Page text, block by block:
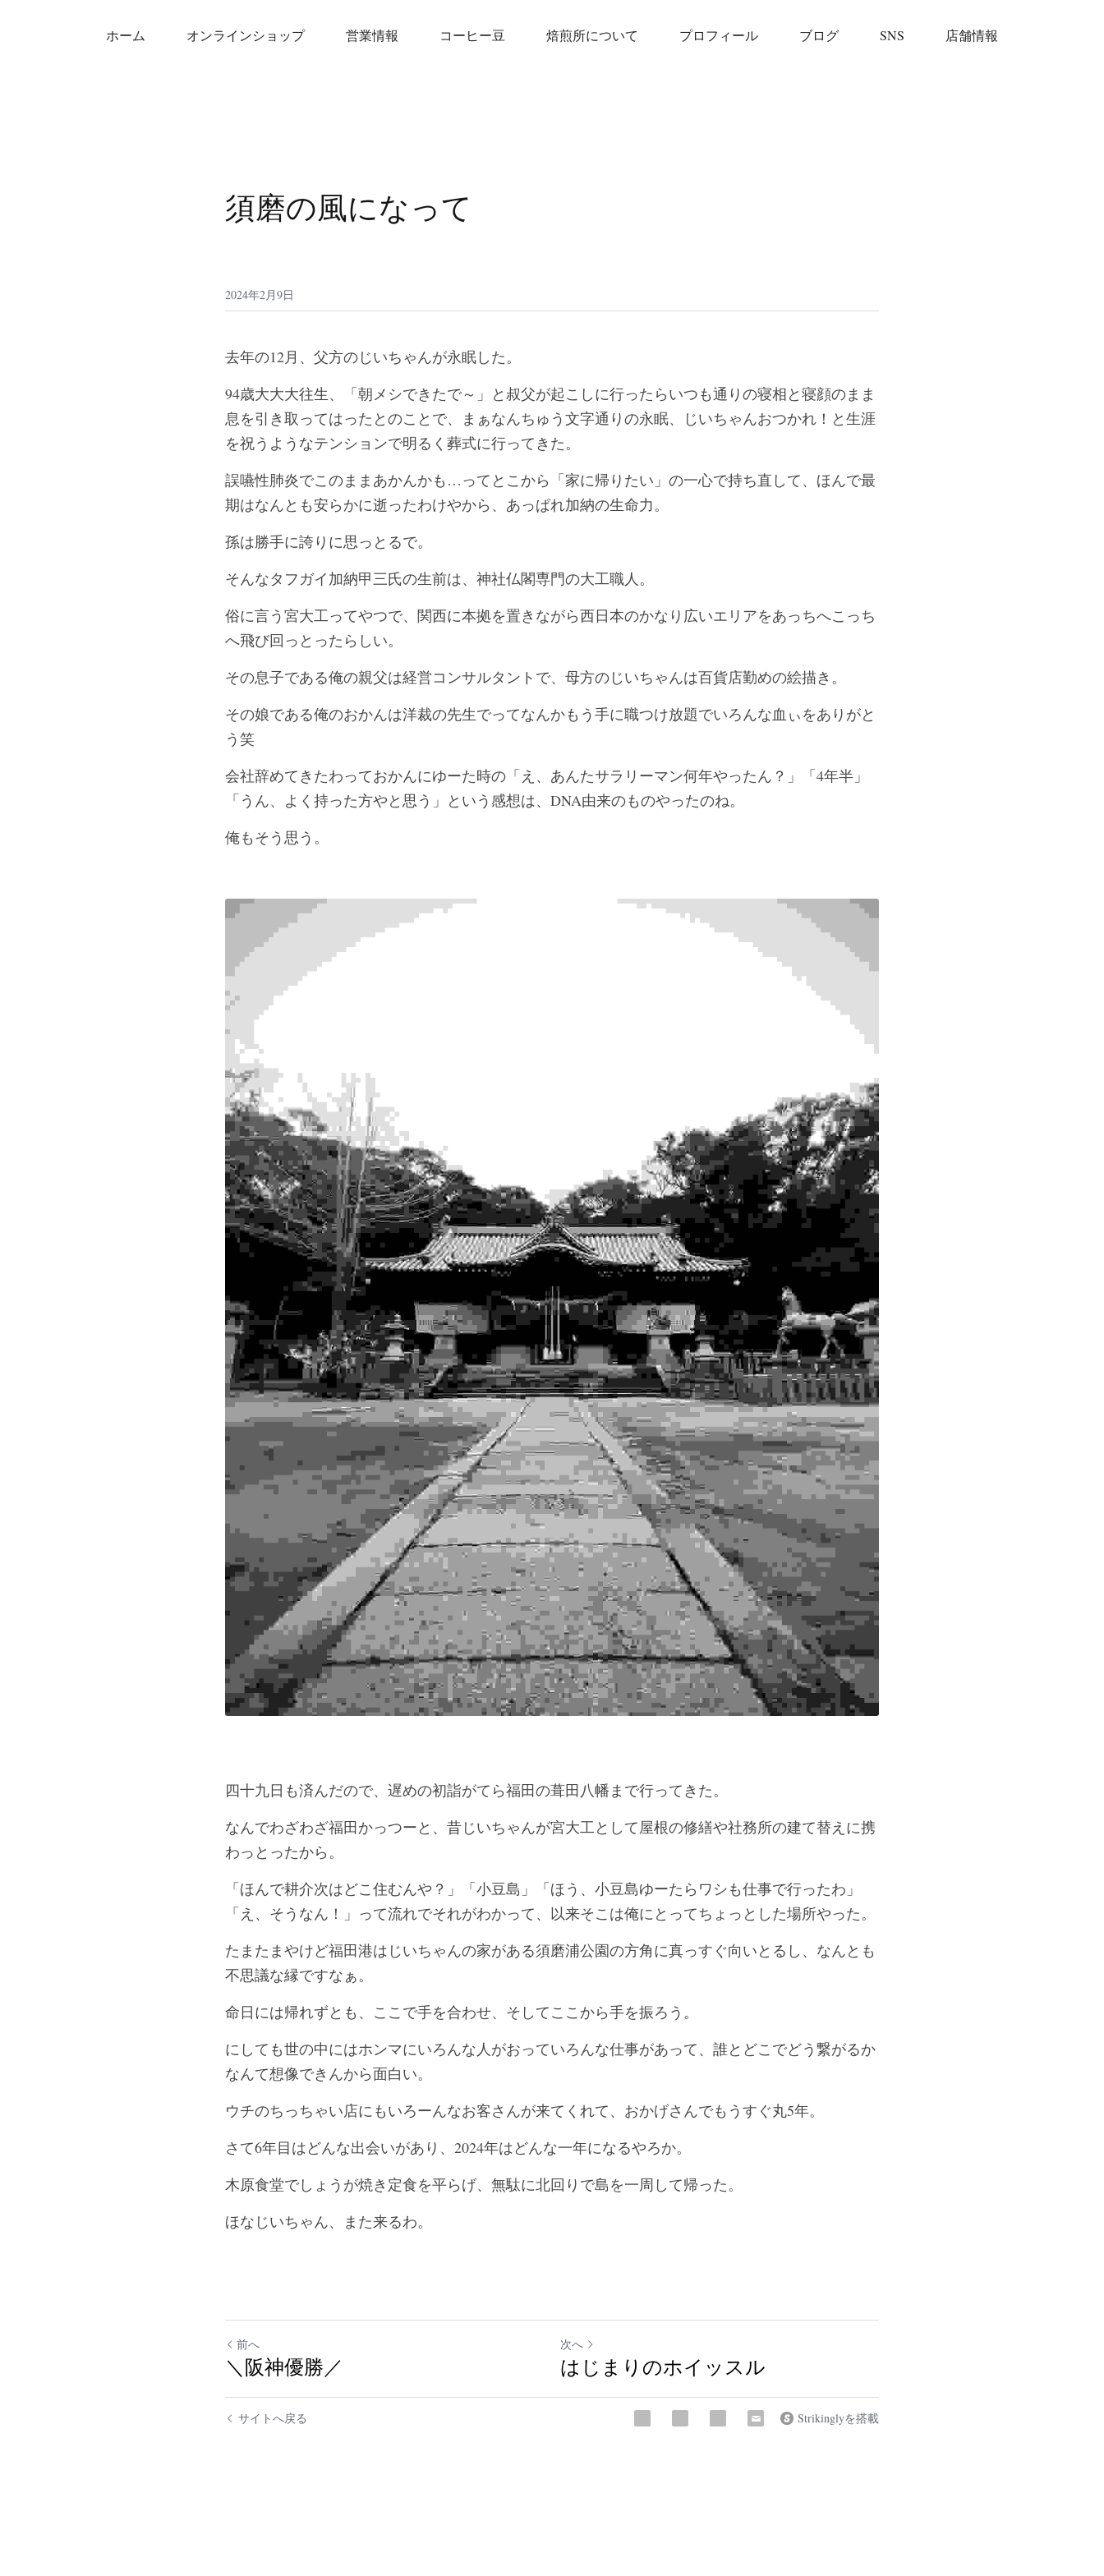
ホーム オンラインショップ 営業情報 コーヒー豆 焙煎所について プロフィール ブログ SNS 店舗情報
須磨の風になって
2024年2月9日
去年の12月、父方のじいちゃんが永眠した。
94歳大大大往生、「朝メシできたで～」と叔父が起こしに行ったらいつも通りの寝相と寝顔のまま
息を引き取ってはったとのことで、まぁなんちゅう文字通りの永眠、じいちゃんおつかれ！と生涯
を祝うようなテンションで明るく葬式に行ってきた。
誤嚥性肺炎でこのままあかんかも…ってとこから「家に帰りたい」の一心で持ち直して、ほんで最
期はなんとも安らかに逝ったわけやから、あっぱれ加納の生命力。
孫は勝手に誇りに思っとるで。
そんなタフガイ加納甲三氏の生前は、神社仏閣専門の大工職人。
俗に言う宮大工ってやつで、関西に本拠を置きながら西日本のかなり広いエリアをあっちへこっち
へ飛び回っとったらしい。
その息子である俺の親父は経営コンサルタントで、母方のじいちゃんは百貨店勤めの絵描き。
その娘である俺のおかんは洋裁の先生でってなんかもう手に職つけ放題でいろんな血ぃをありがと
う笑
会社辞めてきたわっておかんにゆーた時の「え、あんたサラリーマン何年やったん？」「4年半」
「うん、よく持った方やと思う」という感想は、DNA由来のものやったのね。
俺もそう思う。
四十九日も済んだので、遅めの初詣がてら福田の葺田八幡まで行ってきた。
なんでわざわざ福田かっつーと、昔じいちゃんが宮大工として屋根の修繕や社務所の建て替えに携
わっとったから。
「ほんで耕介次はどこ住むんや？」「小豆島」「ほう、小豆島ゆーたらワシも仕事で行ったわ」
「え、そうなん！」って流れでそれがわかって、以来そこは俺にとってちょっとした場所やった。
たまたまやけど福田港はじいちゃんの家がある須磨浦公園の方角に真っすぐ向いとるし、なんとも
不思議な縁ですなぁ。
命日には帰れずとも、ここで手を合わせ、そしてここから手を振ろう。
にしても世の中にはホンマにいろんな人がおっていろんな仕事があって、誰とどこでどう繋がるか
なんて想像できんから面白い。
ウチのちっちゃい店にもいろーんなお客さんが来てくれて、おかげさんでもうすぐ丸5年。
さて6年目はどんな出会いがあり、2024年はどんな一年になるやろか。
木原食堂でしょうが焼き定食を平らげ、無駄に北回りで島を一周して帰った。
ほなじいちゃん、また来るわ。
前へ
＼阪神優勝／
次へ
はじまりのホイッスル
サイトへ戻る Strikinglyを搭載